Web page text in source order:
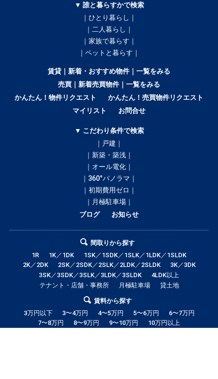
▼ 誰と暮らすかで検索
｜ひとり暮らし｜
｜二人暮らし｜
｜家族で暮らす｜
｜ペットと暮らす｜
賃貸｜新着・おすすめ物件｜一覧をみる
売買｜新着売買物件｜一覧をみる
かんたん！物件リクエスト
かんたん！売買物件リクエスト
マイリスト
お問合せ
▼ こだわり条件で検索
｜戸建｜
｜新築・築浅｜
｜オール電化｜
｜360°パノラマ｜
｜初期費用ゼロ｜
｜月極駐車場｜
ブログ
お知らせ
間取りから探す
1R
1K／1DK
1SK／1SDK／1SLK／1LDK／1SLDK
2K／2DK
2SK／2SDK／2SLK／2LDK／2SLDK
3K／3DK
3SK／3SDK／3SLK／3LDK／3SLDK
4LDK以上
テナント・店舗・事務所
月極駐車場 貸土地
賃料から探す
3万円以下
3〜4万円 4〜5万円 5〜6万円
6〜7万円
7〜8万円
8〜9万円 9〜10万円 10万円以上